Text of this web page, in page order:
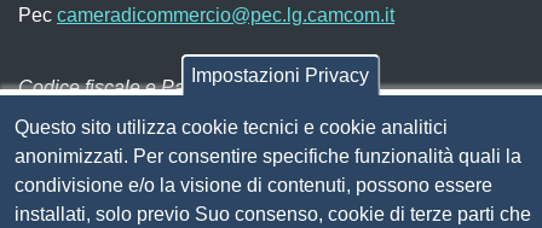
Pec cameradicommercio@pec.lg.camcom.it
Codice fiscale e Partita Iva:01838690491
Codice univoco fatturazione elettronica:UFN1JE
Pagare con PagoPA
Impostazioni Privacy
Questo sito utilizza cookie tecnici e cookie analitici
anonimizzati. Per consentire specifiche funzionalità quali la
condivisione e/o la visione di contenuti, possono essere
installati, solo previo Suo consenso, cookie di terze parti che